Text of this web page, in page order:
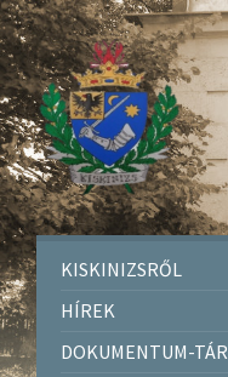
KISKINIZSRŐL
HÍREK
DOKUMENTUM-TÁR